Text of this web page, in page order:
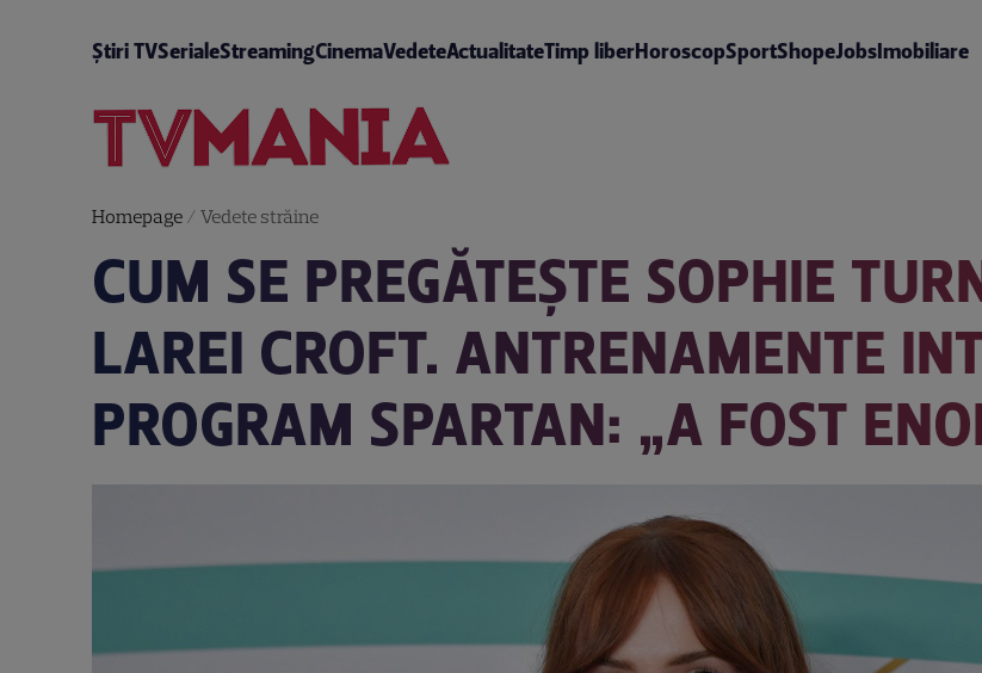
Știri TVSerialeStreamingCinemaVedeteActualitateTimp liberHoroscopSportShopeJobsImobiliare
Homepage/ Vedete străine
CUM SE PREGĂTEȘTE SOPHIE
LAREI CROFT. ANTRENAMENTE
PROGRAM SPARTAN: „A FOST